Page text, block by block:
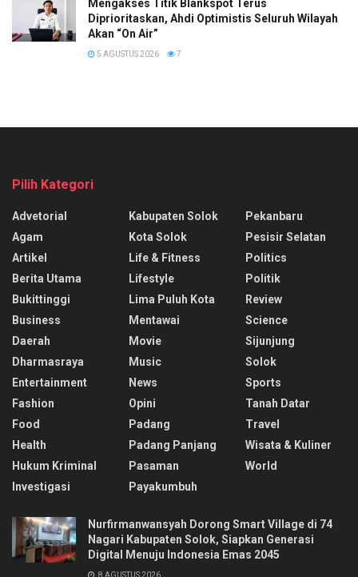
Mengakses Titik Blankspot Terus
Diprioritaskan, Ahdi Optimistis Seluruh Wilayah
Akan “On Air”
5 AGUSTUS 2026 7
Pilih Kategori
Advetorial
Agam
Artikel
Berita Utama
Bukittinggi
Business
Daerah
Dharmasraya
Entertainment
Fashion
Food
Health
Hukum Kriminal
Investigasi
Kabupaten Solok
Kota Solok
Life & Fitness
Lifestyle
Lima Puluh Kota
Mentawai
Movie
Music
News
Opini
Padang
Padang Panjang
Pasaman
Payakumbuh
Pekanbaru
Pesisir Selatan
Politics
Politik
Review
Science
Sijunjung
Solok
Sports
Tanah Datar
Travel
Wisata & Kuliner
World
Nurfirmanwansyah Dorong Smart Village di 74
Nagari Kabupaten Solok, Siapkan Generasi
Digital Menuju Indonesia Emas 2045
8 AGUSTUS 2026